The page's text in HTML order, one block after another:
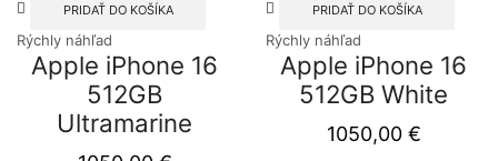
PRIDAŤ DO KOŠÍKA
Rýchly náhľad
Apple iPhone 16
512GB
Ultramarine
PRIDAŤ DO KOŠÍKA
Rýchly náhľad
Apple iPhone 16
512GB White
1050,00 €